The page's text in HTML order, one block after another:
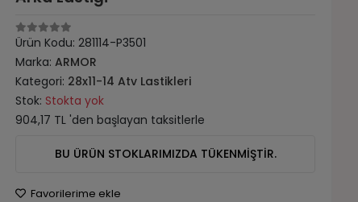
Ürün Kodu:281114-P3501
Marka:ARMOR
Kategori: 28x11-14 Atv Lastikleri
Stok: Stokta yok
904,17 TL 'den başlayan taksitlerle
BU ÜRÜN STOKLARIMIZDA TÜKENMİŞTİR.
Favorilerime ekle